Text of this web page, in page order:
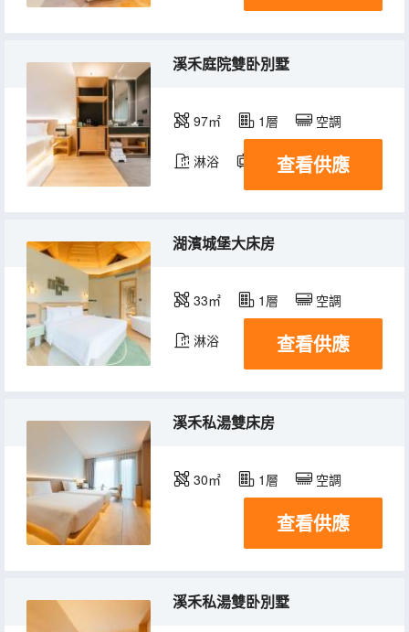
溪禾庭院雙卧別墅
97㎡ 1層 空調
淋浴 電視機
查看供應
湖濱城堡大床房
33㎡ 1層 空調
淋浴 查看供應
溪禾私湯雙床房
30㎡ 1層 空調
查看供應
溪禾私湯雙卧別墅